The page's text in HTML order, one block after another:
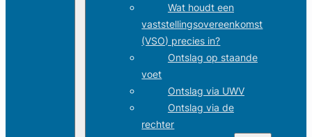
Wat houdt een
vaststellingsovereenkomst
(VSO) precies in?
Ontslag op staande
voet
Ontslag via UWV
Ontslag via de
rechter